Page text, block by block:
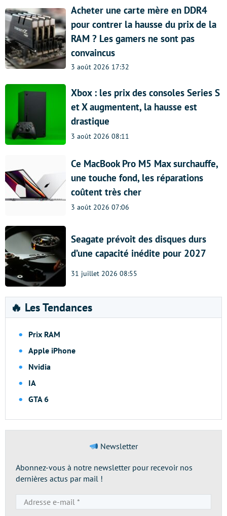
Acheter une carte mère en DDR4
pour contrer la hausse du prix de la
RAM ? Les gamers ne sont pas
convaincus
3 août 2026 17:32
Xbox : les prix des consoles Series S
et X augmentent, la hausse est
drastique
3 août 2026 08:11
Ce MacBook Pro M5 Max surchauffe,
une touche fond, les réparations
coûtent très cher
3 août 2026 07:06
Seagate prévoit des disques durs
d’une capacité inédite pour 2027
31 juillet 2026 08:55
🔥 Les Tendances
Prix RAM
Apple iPhone
Nvidia
IA
GTA 6
Newsletter
Abonnez-vous à notre newsletter pour recevoir nos
dernières actus par mail !
e-